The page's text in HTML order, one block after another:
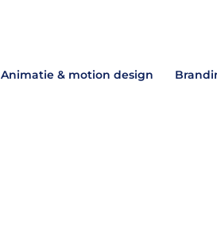
Animatie & motion design